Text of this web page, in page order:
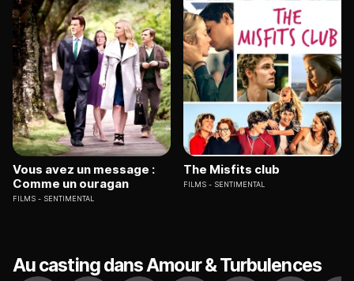
Vous avez un message :
Comme un ouragan
FILMS SENTIMENTAL
The Misfits club
FILMS SENTIMENTAL
Au casting dans Amour & Turbulences